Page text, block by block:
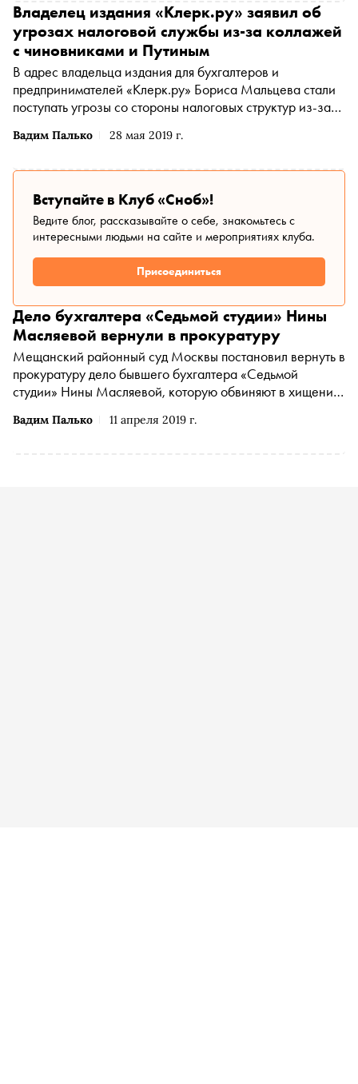
Вадим Палько 28 мая 2019 г.
Владелец издания «Клерк.ру» заявил об
угрозах налоговой службы из-за коллажей
с чиновниками и Путиным
В адрес владельца издания для бухгалтеров и
предпринимателей «Клерк.ру» Бориса Мальцева стали
поступать угрозы со стороны налоговых структур из-за
чиновников, пишет «Коммерсантъ»
Вступайте в Клуб «Сноб»!
Ведите блог, рассказывайте о себе, знакомьтесь с
интересными людьми на сайте и мероприятиях клуба.
Присоединиться
Вадим Палько 11 апреля 2019 г.
Дело бухгалтера «Седьмой студии» Нины
Масляевой вернули в прокуратуру
Мещанский районный суд Москвы постановил вернуть в
прокуратуру дело бывшего бухгалтера «Седьмой
студии» Нины Масляевой, которую обвиняют в хищении,